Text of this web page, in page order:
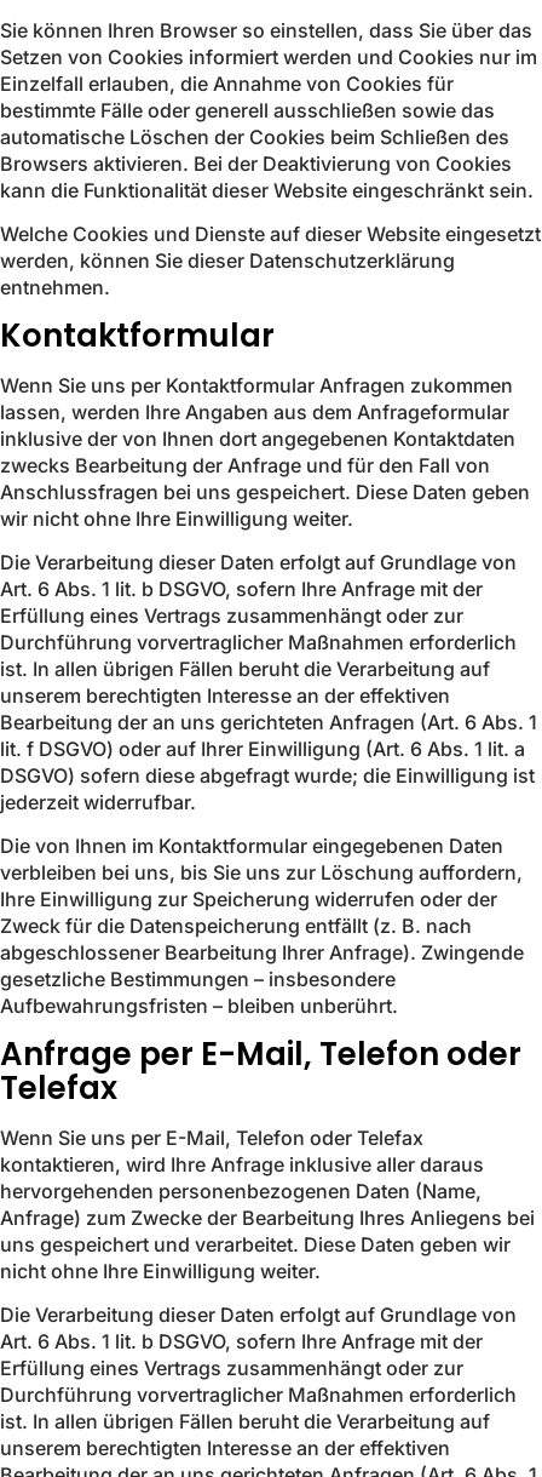
Sie können Ihren Browser so einstellen, dass Sie über das
Setzen von Cookies informiert werden und Cookies nur im
Einzelfall erlauben, die Annahme von Cookies für
bestimmte Fälle oder generell ausschließen sowie das
automatische Löschen der Cookies beim Schließen des
Browsers aktivieren. Bei der Deaktivierung von Cookies
kann die Funktionalität dieser Website eingeschränkt sein.
Welche Cookies und Dienste auf dieser Website eingesetzt
werden, können Sie dieser Datenschutzerklärung
entnehmen.
Kontaktformular
Wenn Sie uns per Kontaktformular Anfragen zukommen
lassen, werden Ihre Angaben aus dem Anfrageformular
inklusive der von Ihnen dort angegebenen Kontaktdaten
zwecks Bearbeitung der Anfrage und für den Fall von
Anschlussfragen bei uns gespeichert. Diese Daten geben
wir nicht ohne Ihre Einwilligung weiter.
Die Verarbeitung dieser Daten erfolgt auf Grundlage von
Art. 6 Abs. 1 lit. b DSGVO, sofern Ihre Anfrage mit der
Erfüllung eines Vertrags zusammenhängt oder zur
Durchführung vorvertraglicher Maßnahmen erforderlich
ist. In allen übrigen Fällen beruht die Verarbeitung auf
unserem berechtigten Interesse an der effektiven
Bearbeitung der an uns gerichteten Anfragen (Art. 6 Abs. 1
lit. f DSGVO) oder auf Ihrer Einwilligung (Art. 6 Abs. 1 lit. a
DSGVO) sofern diese abgefragt wurde; die Einwilligung ist
jederzeit widerrufbar.
Die von Ihnen im Kontaktformular eingegebenen Daten
verbleiben bei uns, bis Sie uns zur Löschung auffordern,
Ihre Einwilligung zur Speicherung widerrufen oder der
Zweck für die Datenspeicherung entfällt (z. B. nach
abgeschlossener Bearbeitung Ihrer Anfrage). Zwingende
gesetzliche Bestimmungen – insbesondere
Aufbewahrungsfristen – bleiben unberührt.
Anfrage per E-Mail, Telefon oder
Telefax
Wenn Sie uns per E-Mail, Telefon oder Telefax
kontaktieren, wird Ihre Anfrage inklusive aller daraus
hervorgehenden personenbezogenen Daten (Name,
Anfrage) zum Zwecke der Bearbeitung Ihres Anliegens bei
uns gespeichert und verarbeitet. Diese Daten geben wir
nicht ohne Ihre Einwilligung weiter.
Die Verarbeitung dieser Daten erfolgt auf Grundlage von
Art. 6 Abs. 1 lit. b DSGVO, sofern Ihre Anfrage mit der
Erfüllung eines Vertrags zusammenhängt oder zur
Durchführung vorvertraglicher Maßnahmen erforderlich
ist. In allen übrigen Fällen beruht die Verarbeitung auf
unserem berechtigten Interesse an der effektiven